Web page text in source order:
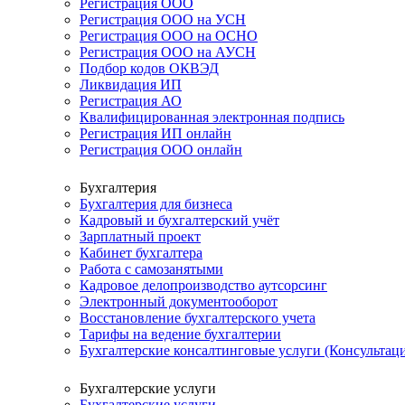
Регистрация ООО
Регистрация ООО на УСН
Регистрация ООО на ОСНО
Регистрация ООО на АУСН
Подбор кодов ОКВЭД
Ликвидация ИП
Регистрация АО
Квалифицированная электронная подпись
Регистрация ИП онлайн
Регистрация ООО онлайн
Бухгалтерия
Бухгалтерия для бизнеса
Кадровый и бухгалтерский учёт
Зарплатный проект
Кабинет бухгалтера
Работа с самозанятыми
Кадровое делопроизводство аутсорсинг
Электронный документооборот
Восстановление бухгалтерского учета
Тарифы на ведение бухгалтерии
Бухгалтерские консалтинговые услуги
Бухгалтерские услуги